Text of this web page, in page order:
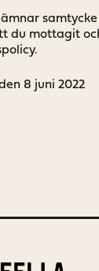
du mottagit
8 juni 2022